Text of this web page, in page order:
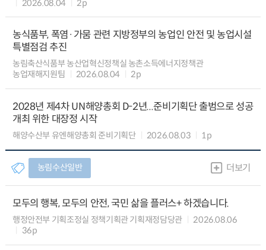
2026.08.04
2p
농식품부, 폭염·가뭄 관련 지방정부의 농업인 안전 및 농업시설
특별점검 추진
농림축산식품부 농산업혁신정책실 농촌소득에너지정책관
농업재해지원팀
2026.08.04 2p
2028년 제4차 UN해양총회 D-2년...준비기획단 출범으로 성공
개최 위한 대장정 시작
해양수산부 유엔해양총회 준비기획단 2026.08.03 1p
농림수산일반 더보기
모두의 행복, 모두의 안전, 국민 삶을 플러스+ 하겠습니다.
행정안전부 기획조정실 정책기획관 기획재정담당관
2026.08.06
36p